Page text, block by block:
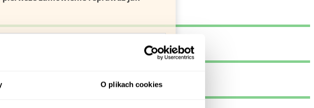
O plikach cookies